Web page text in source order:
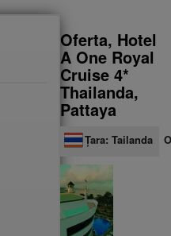
Oferta, Hotel
A One Royal
Cruise 4*
Thailanda,
Pattaya
Țara: Tailanda